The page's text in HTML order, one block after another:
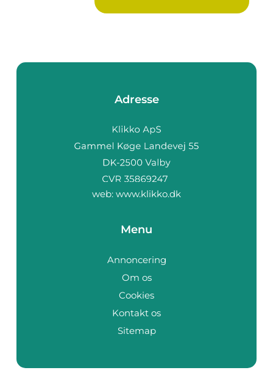
Adresse
web: www.klikko.dk
Menu
Annoncering
Om os
Cookies
Kontakt os
Sitemap